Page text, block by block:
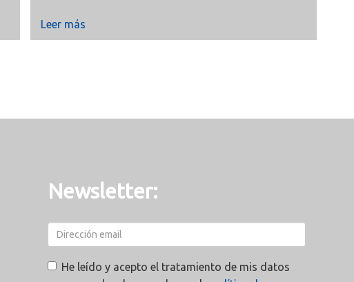
Leer más
Newsletter:
He leído y acepto el tratamiento de mis datos